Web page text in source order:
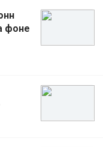
фоне